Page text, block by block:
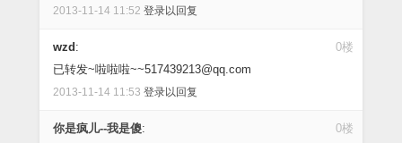
2013-11-14 11:52 登录以回复
0楼
wzd :
已转发~啦啦啦~~517439213@qq.com
2013-11-14 11:53 登录以回复
0楼
你是疯儿--我是傻: